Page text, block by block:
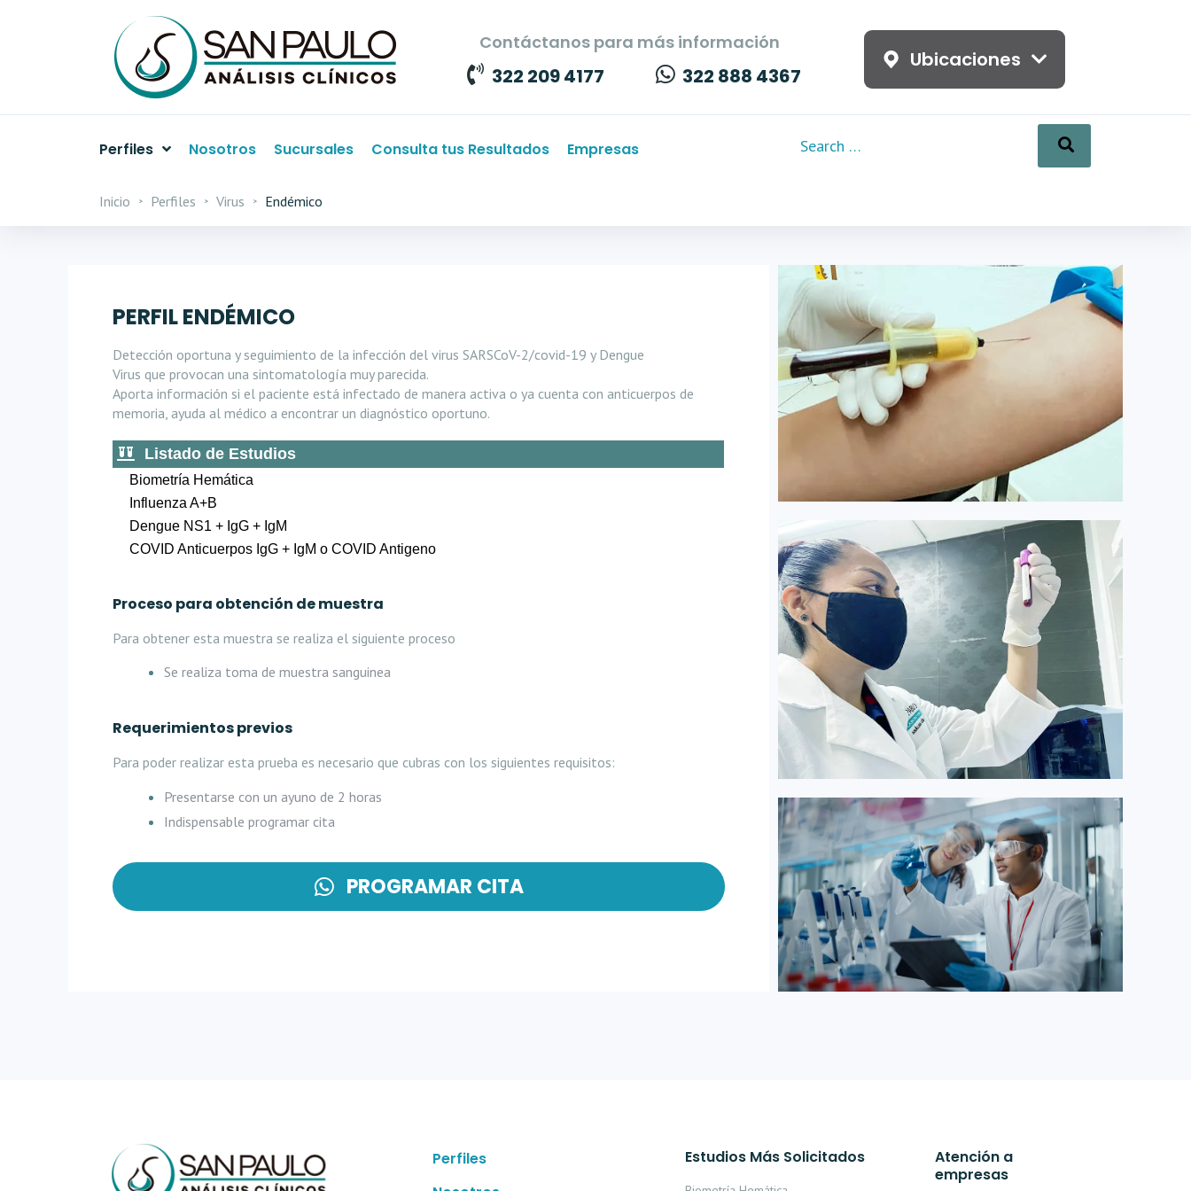
Contáctanos para más información
322 209 4177 322 888 4367
Ubicaciones
Perfiles Nosotros Sucursales Consulta tus Resultados Empresas
Inicio Perfiles Virus Endémico
PERFIL ENDÉMICO
Detección oportuna y seguimiento de la infección del virus SARSCoV-2/covid-19 y Dengue
Virus que provocan una sintomatología muy parecida.
Aporta información si el paciente está infectado de manera activa o ya cuenta con anticuerpos de
memoria, ayuda al médico a encontrar un diagnóstico oportuno.
Listado de Estudios
Biometría Hemática
Influenza A+B
Dengue NS1 + IgG + IgM
COVID Anticuerpos IgG + IgM o COVID Antigeno
Proceso para obtención de muestra
Para obtener esta muestra se realiza el siguiente proceso
Se realiza toma de muestra sanguinea
Requerimientos previos
Para poder realizar esta prueba es necesario que cubras con los siguientes requisitos:
Presentarse con un ayuno de 2 horas
Indispensable programar cita
PROGRAMAR CITA
Perfiles
Estudios Más Solicitados
Atención a
empresas